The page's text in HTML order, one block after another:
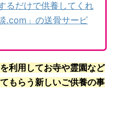
るだけで供養してくれ
.com」の送骨サービ
利用してお寺や霊園など
もらう新しいご供養の事